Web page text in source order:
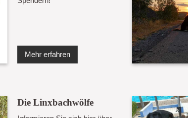
Mehr erfahren
Die Linxbachwölfe